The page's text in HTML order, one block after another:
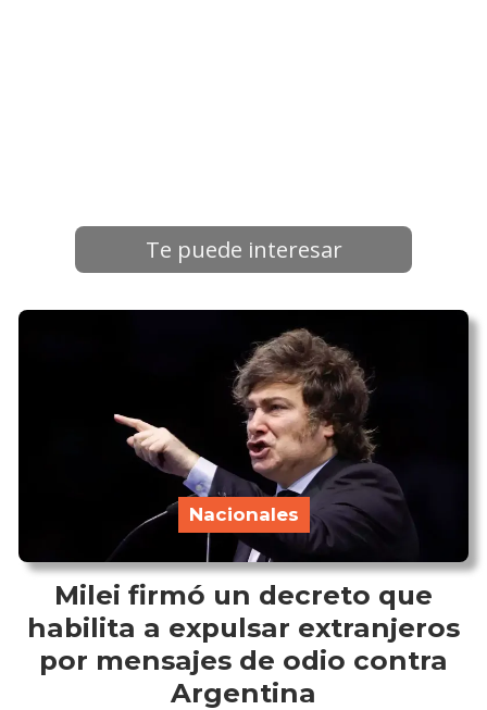
Te puede interesar
Milei firmó un decreto que
habilita a expulsar extranjeros
por mensajes de odio contra
Argentina
Nacionales